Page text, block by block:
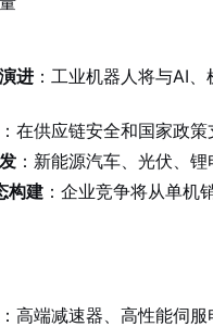
进 ：工业机器人将与AI
：在供应链安全和国家政
：新能源汽车、光伏、
构建 ：企业竞争将从单机
：高端减速器、高性能伺